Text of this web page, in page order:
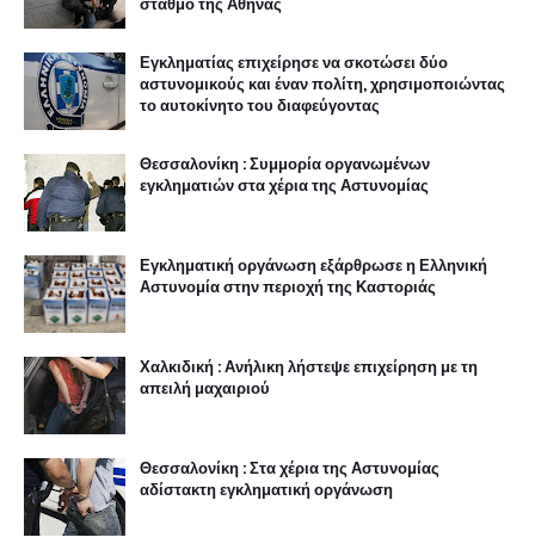
Εγκληματίας επιχείρησε να σκοτώσει δύο
αστυνομικούς και έναν πολίτη, χρησιμοποιώντας
το αυτοκίνητο του διαφεύγοντας
Θεσσαλονίκη : Συμμορία οργανωμένων
εγκληματιών στα χέρια της Αστυνομίας
Εγκληματική οργάνωση εξάρθρωσε η Ελληνική
Αστυνομία στην περιοχή της Καστοριάς
Χαλκιδική : Ανήλικη λήστεψε επιχείρηση με τη
απειλή μαχαιριού
Θεσσαλονίκη : Στα χέρια της Αστυνομίας
αδίστακτη εγκληματική οργάνωση